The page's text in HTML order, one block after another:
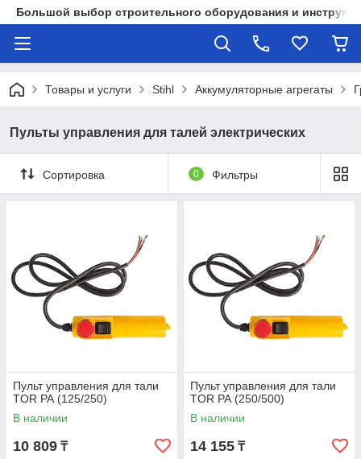
Большой выбор строительного оборудования и
Товары и услуги Stihl Аккумуляторные агрегаты
Пульты управления для талей электрических
Сортировка 0 Фильтры
Пульт управления для тали
TOR РА (125/250)
В наличии
10 809 ₸
Пульт управления для тали
TOR РА (250/500)
В наличии
14 155 ₸